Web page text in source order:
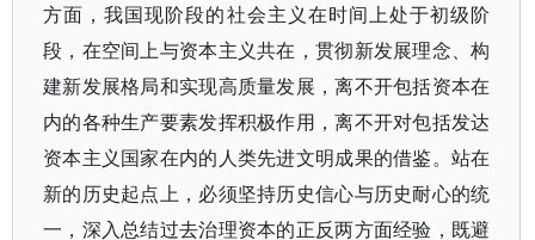
方面，我国现阶段的社会主义在时间上处于初级阶
段，在空间上与资本主义共在，贯彻新发展理念、构
建新发展格局和实现高质量发展，离不开包括资本在
内的各种生产要素发挥积极作用，离不开对包括发达
资本主义国家在内的人类先进文明成果的借鉴。站在
新的历史起点上，必须坚持历史信心与历史耐心的统
一，深入总结过去治理资本的正反两方面经验，既避